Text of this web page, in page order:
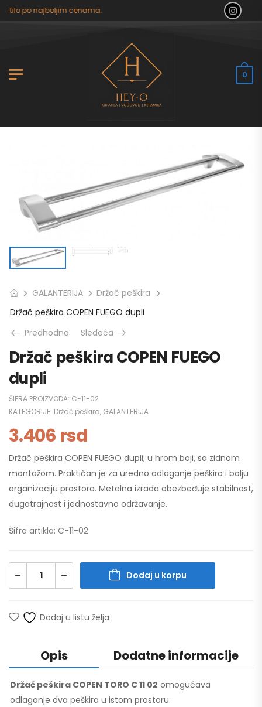
po najboljim cenama.
0
GALANTERIJA
Držač peškira
Držač peškira COPEN FUEGO dupli
Predhodna
Sledeća
Držač peškira COPEN FUEGO
dupli
ŠIFRA PROIZVODA: C-11-02
KATEGORIJE: Držač peškira, GALANTERIJA
3.406 rsd
Držač peškira COPEN FUEGO dupli, u hrom boji, sa zidnom
montažom. Praktičan je za uredno odlaganje peškira i bolju
organizaciju prostora. Metalna izrada obezbeđuje stabilnost,
dugotrajnost i jednostavno održavanje.
Šifra artikla: C-11-02
Dodaj u korpu
Dodaj u listu želja
Opis Dodatne informacije
Držač peškira COPEN TORO C 11 02 omogućava
odlaganje dva peškira u istom prostoru.